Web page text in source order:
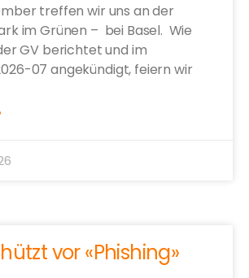
treffen wir uns an der
im Grünen – bei Basel. Wie
GV berichtet und im
07 angekündigt, feiern wir
vor «Phishing»